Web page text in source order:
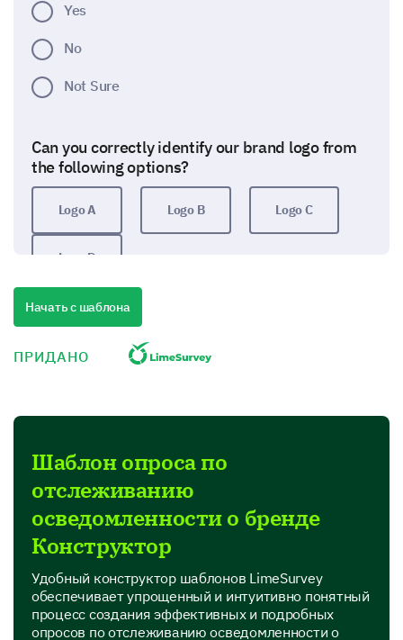
Yes
No
Not Sure
Can you correctly identify our brand logo from
the following options?
Logo A Logo B Logo C
Logo D
Discovering your viewpoints on brand
image.
We would love to know your impressions and
Please rate your agreement with the following
Strongly Disagree
Disagree
Neither Agree nor Disagree
Agree
Strongly Agree
Начать с шаблона
ПРИДАНО
Шаблон опроса по
отслеживанию
осведомленности о бренде
Конструктор
Удобный конструктор шаблонов LimeSurvey
обеспечивает упрощенный и интуитивно понятный
процесс создания эффективных и подробных
опросов по отслеживанию осведомленности о